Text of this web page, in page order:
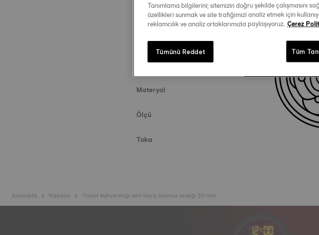
Teknik
Kayış Detayları
Materyal
Ölçü
Toka
Anasayfa Kayışlar Tissot kahverengi deri kayış boynuz aralığı 20 mm
Tanımlama bilgilerini; sitemizin doğru şekilde çalışmasını
özellikleri sunmak ve site trafiğimizi analiz etmek için
reklamcılık ve analiz ortaklarımızla paylaşıyoruz. Çerez
Tümünü Reddet Tüm